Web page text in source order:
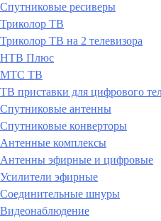
Спутниковые ресиверы
Триколор ТВ
Триколор ТВ на 2 телевизора
НТВ Плюс
МТС ТВ
ТВ приставки для цифрового
Спутниковые антенны
Спутниковые конверторы
Антенные комплексы
Антенны эфирные и цифровые
Усилители эфирные
Соединительные шнуры
Видеонаблюдение